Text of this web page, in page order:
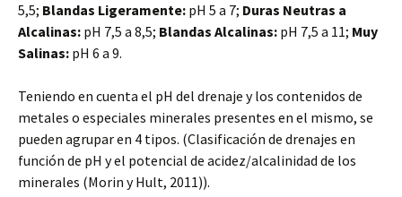
5,5; Blandas Ligeramente: pH 5 a 7; Duras Neutras a
Alcalinas: pH 7,5 a 8,5; Blandas Alcalinas: pH 7,5 a 11; Muy
Salinas: pH 6 a 9.
Teniendo en cuenta el pH del drenaje y los contenidos de
metales o especiales minerales presentes en el mismo, se
pueden agrupar en 4 tipos. (Clasificación de drenajes en
función de pH y el potencial de acidez/alcalinidad de los
minerales (Morin y Hult, 2011)).